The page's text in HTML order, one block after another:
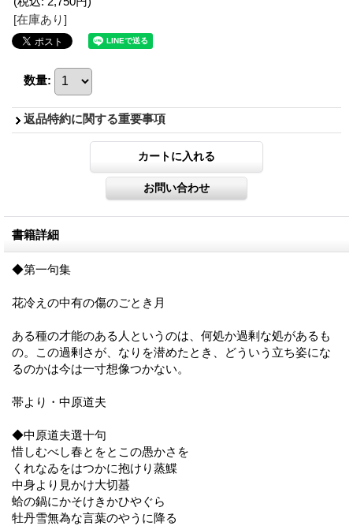
[在庫あり]
数量:
返品特約に関する重要事項
書籍詳細
◆第一句集
花冷えの中有の傷のごとき月
ある種の才能のある人というのは、何処か過剰な処があるも
の。この過剰さが、なりを潜めたとき、どういう立ち姿にな
るのかは今は一寸想像つかない。
帯より・中原道夫
◆中原道夫選十句
惜しむべし春とをとこの愚かさを
くれなゐをはつかに抱けり蒸鰈
中身より見かけ大切蟇
蛤の鍋にかそけきかひやぐら
牡丹雪無為な言葉のやうに降る